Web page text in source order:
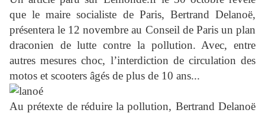
que le maire socialiste de Paris, Bertrand Delanoë,
présentera le 12 novembre au Conseil de Paris un plan
draconien de lutte contre la pollution. Avec, entre
autres mesures choc, l’interdiction de circulation des
motos et scooters âgés de plus de 10 ans...
Au prétexte de réduire la pollution, Bertrand Delanoë